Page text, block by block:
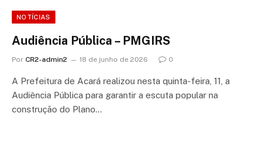
NOTÍCIAS
Audiência Pública – PMGIRS
Por CR2-admin2 18 de junho de 2026 0
A Prefeitura de Acará realizou nesta quinta-feira, 11, a
Audiência Pública para garantir a escuta popular na
construção do Plano…